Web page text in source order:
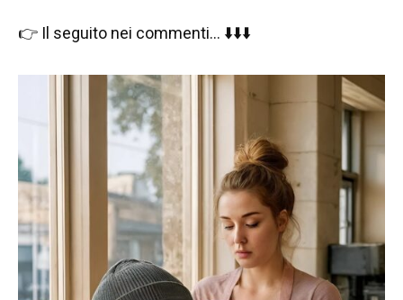
👉 Il seguito nei commenti… ⬇️⬇️⬇️